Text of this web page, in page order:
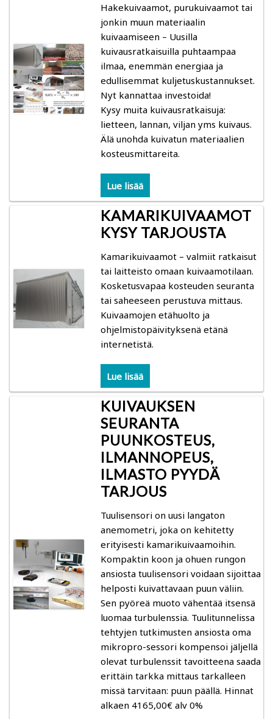
Logca Atso: LOG Moisture kosteuskartoitus
Merlin: Kosteusmittarit rakenteiden ja
ilmankosteuden mittaaminen (betoni- ja
parkettityöt)
Schaller: kosteusmittarit, suhteellinen kosteus,
Kosteusmittarit puu ja puiset rakenteet
Gann: kosteudenmittarit sahalle, höyläämölle,
liimapuurakenteille, ikkuna- ja ovitehtaille
Logca Atso: LOG Moisture
Merlin: kosteudenmittarit ikkuna- ja ovitehtaille,
huonekalutehtaille, höyläämöille
Schaller: kosteudenmittarit ikkuna- ja
ovitehtaille
tasapainokosteuden mittaus
Trotec: kosteudenmittarit sahalle, höyläämölle,
liimapuurakenteille, ikkuna- ja ovitehtaille
Poistotuotteet (mittarit)
Mittareiden mittapäät ja tarvikkeet
Logca Atso -tarvikkeet
Trotec-tarvikkeet
Schaller-tarvikkeet
Merlin-tarvikkeet
Ilmankostutus, ilmankuivaus, paineistus, puhaltimet
Hakekuivaamot, purukuivaamot tai
jonkin muun materiaalin
kuivaamiseen – Uusilla
kuivausratkaisuilla puhtaampaa
ilmaa, enemmän energiaa ja
edullisemmat kuljetuskustannukset.
Nyt kannattaa investoida!
Kysy muita kuivausratkaisuja:
lietteen, lannan, viljan yms kuivaus.
Älä unohda kuivatun materiaalien
kosteusmittareita.
Lue lisää
KAMARIKUIVAAMOT
KYSY TARJOUSTA
Kamarikuivaamot – valmiit ratkaisut
tai laitteisto omaan kuivaamotilaan.
Kosketusvapaa kosteuden seuranta
tai saheeseen perustuva mittaus.
Kuivaamojen etähuolto ja
ohjelmistopäivityksenä etänä
internetistä.
Lue lisää
KUIVAUKSEN
SEURANTA
PUUNKOSTEUS,
ILMANNOPEUS,
ILMASTO PYYDÄ
TARJOUS
Tuulisensori on uusi langaton
anemometri, joka on kehitetty
erityisesti kamarikuivaamoihin.
Kompaktin koon ja ohuen rungon
ansiosta tuulisensori voidaan sijoittaa
helposti kuivattavaan puun väliin.
Sen pyöreä muoto vähentää itsensä
luomaa turbulenssia. Tuulitunnelissa
tehtyjen tutkimusten ansiosta oma
mikropro-sessori kompensoi jäljellä
olevat turbulenssit tavoitteena saada
erittäin tarkka mittaus tarkalleen
missä tarvitaan: puun päällä. Hinnat
alkaen 4165,00€ alv 0%